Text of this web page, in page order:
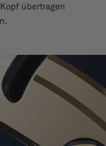
übertragen